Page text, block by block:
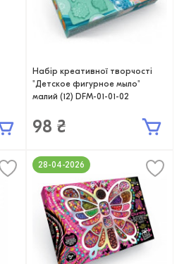
Набір креативної творчості
"Детское фигурное мыло"
малий (12) DFM-01-01-02
98 ₴
28-04-2026